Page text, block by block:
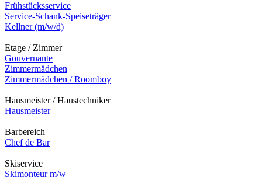
Frühstücksservice
Service-Schank-Speiseträger
Kellner (m/w/d)
Etage / Zimmer
Gouvernante
Zimmermädchen
Zimmermädchen / Roomboy
Hausmeister / Haustechniker
Hausmeister
Barbereich
Chef de Bar
Skiservice
Skimonteur m/w